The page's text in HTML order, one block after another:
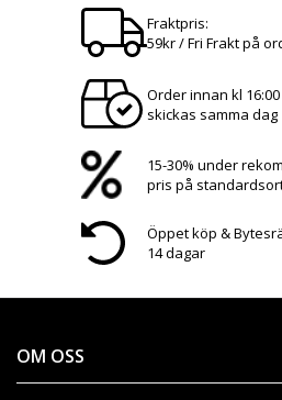
Fraktpris:
59kr / Fri Frakt på
Order innan kl
skickas samma dag
15-30% under
pris på
Öppet köp &
14 dagar
OM OSS